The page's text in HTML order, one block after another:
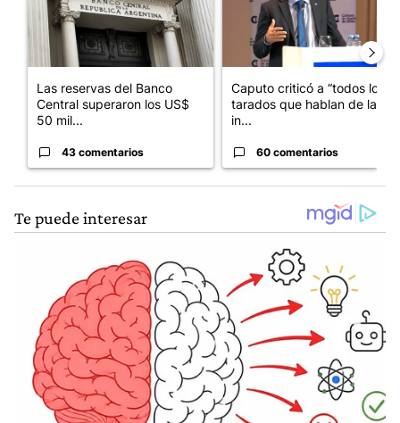
Las reservas del Banco
Central superaron los US$
50 mil...
43 comentarios
Caputo criticó a “todos los
tarados que hablan de la
in...
60 comentarios